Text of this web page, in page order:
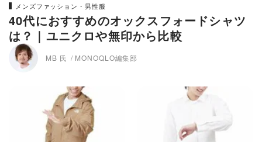
メンズファッション・男性服
40代におすすめのオックスフォードシャツ
は？｜ユニクロや無印から比較
MB 氏 MONOQLO編集部